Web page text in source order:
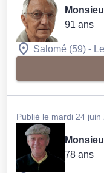
91 ans
Salomé (59) -
Publié le mardi 24 juin
78 ans